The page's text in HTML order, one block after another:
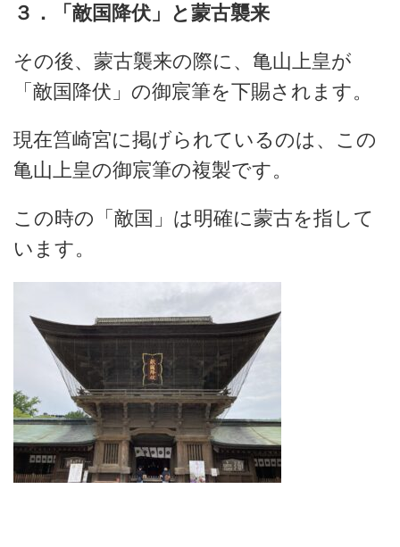
３．「敵国降伏」と蒙古襲来
その後、蒙古襲来の際に、亀山上皇が
「敵国降伏」の御宸筆を下賜されます。
現在筥崎宮に掲げられているのは、この
亀山上皇の御宸筆の複製です。
この時の「敵国」は明確に蒙古を指して
います。